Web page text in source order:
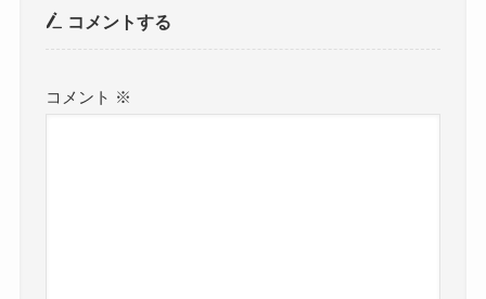
コメントする
コメント ※